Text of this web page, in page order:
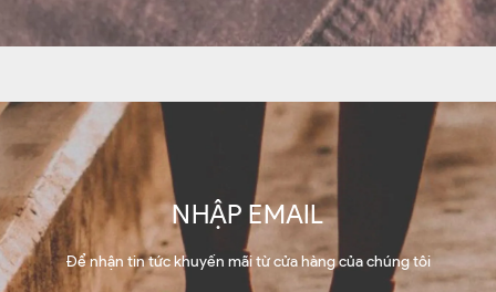
NHẬP EMAIL
Để nhận tin tức khuyến mãi từ cửa hàng của chúng tôi